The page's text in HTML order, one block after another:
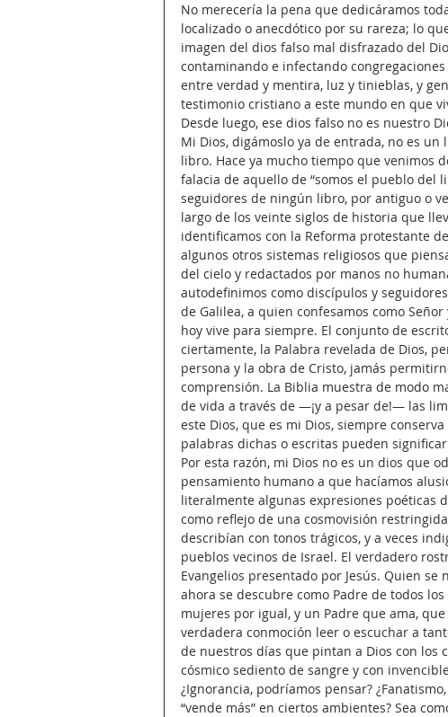
No merecería la pena que dedicáramos
localizado o anecdótico por su rareza; lo
imagen del dios falso mal disfrazado del
contaminando e infectando
entre verdad y mentira, luz y tinieblas, y
testimonio cristiano a este mundo en que
Desde luego, ese dios falso no es nuestro
Mi Dios, digámoslo ya de entrada, no es
libro. Hace ya mucho tiempo que venimos
falacia de aquello de “somos el pueblo del
seguidores de ningún libro, por antiguo o
largo de los veinte siglos de historia que
identificamos con la Reforma protestante
algunos otros sistemas religiosos que
del cielo y redactados por manos no
autodefinimos como discípulos y
de Galilea, a quien confesamos como
hoy vive para siempre. El conjunto de
ciertamente, la Palabra revelada de Dios,
persona y la obra de Cristo, jamás
comprensión. La Biblia muestra de modo
de vida a través de —¡y a pesar de!— las
este Dios, que es mi Dios, siempre
palabras dichas o escritas pueden
Por esta razón, mi Dios no es un dios que
pensamiento humano a que hacíamos
literalmente algunas expresiones poéticas
como reflejo de una cosmovisión
describían con tonos trágicos, y a veces
pueblos vecinos de Israel. El verdadero
Evangelios presentado por Jesús. Quien
ahora se descubre como Padre de todos
mujeres por igual, y un Padre que ama,
verdadera conmoción leer o escuchar a
de nuestros días que pintan a Dios con los
cósmico sediento de sangre y con
¿Ignorancia, podríamos pensar?
“vende más” en ciertos ambientes? Sea